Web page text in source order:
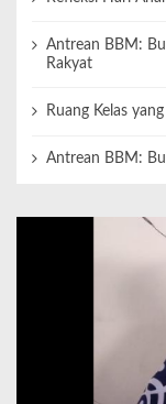
Antrean BBM:
Rakyat
Ruang Kelas
Antrean BBM: